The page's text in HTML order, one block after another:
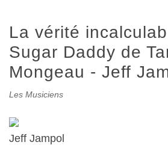
La vérité
Sugar Daddy de
Mongeau - Jeff
Les Musiciens
Jeff Jampol